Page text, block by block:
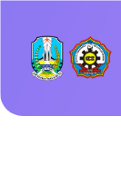
been the
industry's
standard